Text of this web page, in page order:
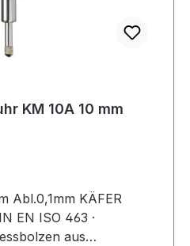
KM 10A 10 mm
Abl.0,1mm KÄFER
EN ISO 463 ·
aus